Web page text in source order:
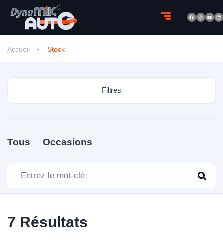
Accueil Stock
Filtres
Tous Occasions
7 Résultats